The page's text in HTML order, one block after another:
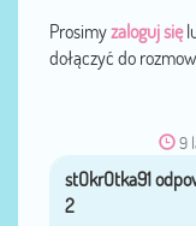
Prosimyzaloguj się
dołączyć do
9